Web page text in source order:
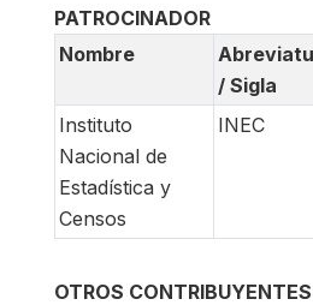
PATROCINADOR
Nombre
/ Sigla
Instituto
Nacional de
Estadística y
Censos
INEC
OTROS